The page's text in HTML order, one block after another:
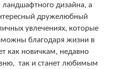
ландшафтного дизайна, а
дружелюбный
увлечениях, которые
благодаря жизни в
как новичкам, недавно
так и станет любимым